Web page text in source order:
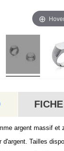
argent massif
d'argent. Tailles